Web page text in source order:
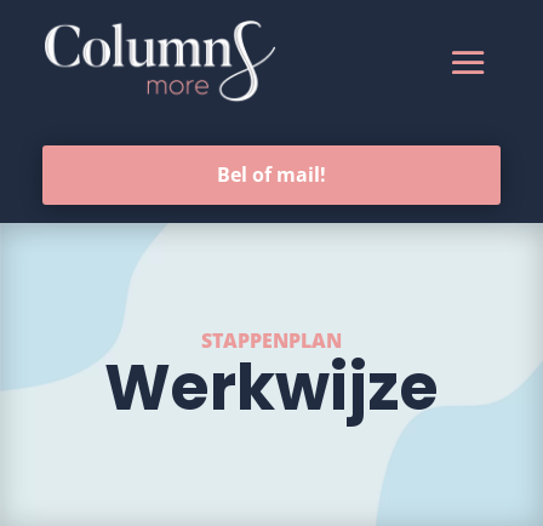
Bel of mail!
STAPPENPLAN
Werkwijze